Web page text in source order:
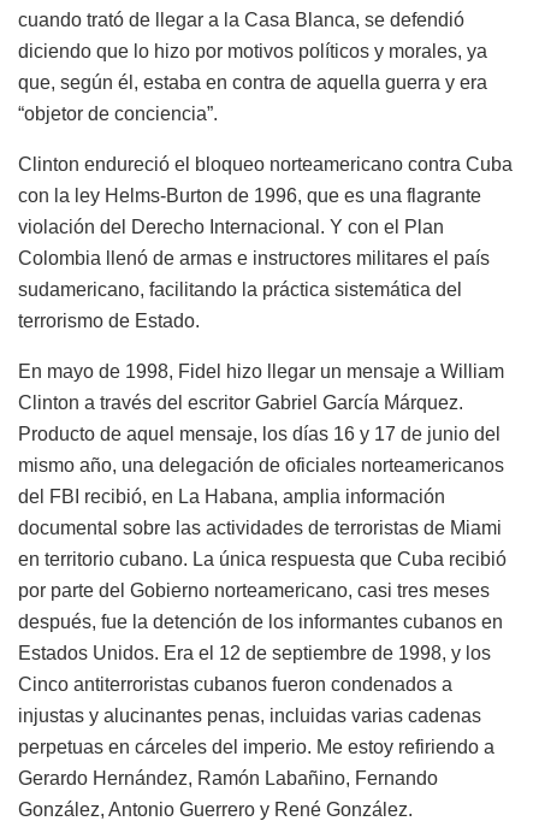
cuando trató de llegar a la Casa Blanca, se defendió
diciendo que lo hizo por motivos políticos y morales, ya
que, según él, estaba en contra de aquella guerra y era
“objetor de conciencia”.
Clinton endureció el bloqueo norteamericano contra Cuba
con la ley Helms-Burton de 1996, que es una flagrante
violación del Derecho Internacional. Y con el Plan
Colombia llenó de armas e instructores militares el país
sudamericano, facilitando la práctica sistemática del
terrorismo de Estado.
En mayo de 1998, Fidel hizo llegar un mensaje a William
Clinton a través del escritor Gabriel García Márquez.
Producto de aquel mensaje, los días 16 y 17 de junio del
mismo año, una delegación de oficiales norteamericanos
del FBI recibió, en La Habana, amplia información
documental sobre las actividades de terroristas de Miami
en territorio cubano. La única respuesta que Cuba recibió
por parte del Gobierno norteamericano, casi tres meses
después, fue la detención de los informantes cubanos en
Estados Unidos. Era el 12 de septiembre de 1998, y los
Cinco antiterroristas cubanos fueron condenados a
injustas y alucinantes penas, incluidas varias cadenas
perpetuas en cárceles del imperio. Me estoy refiriendo a
Gerardo Hernández, Ramón Labañino, Fernando
González, Antonio Guerrero y René González.